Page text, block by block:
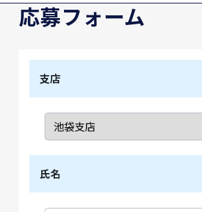
応募フォーム
支店
氏名